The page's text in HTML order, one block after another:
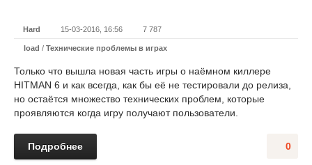
Hard 15-03-2016, 16:56 7 787
load / Технические проблемы в играх
Только что вышла новая часть игры о наёмном киллере
HITMAN 6 и как всегда, как бы её не тестировали до релиза,
но остаётся множество технических проблем, которые
проявляются когда игру получают пользователи.
0
Подробнее